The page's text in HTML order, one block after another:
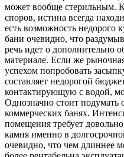
может вообще стерильным.
споров, истина всегда
есть возможность недорого
бани очевидно, что
речь идет о дополнительно
материале. Если же
успехом попробовать
составляет недорогой
контактирующую с водой,
Однозначно стоит подумать
коммерческих банях.
помещения требует
камня именно в
очевидно, что чем длиннее